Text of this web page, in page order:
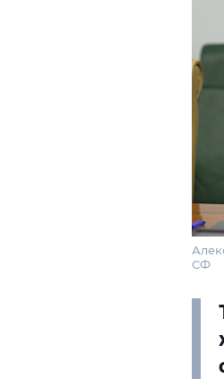
СФ